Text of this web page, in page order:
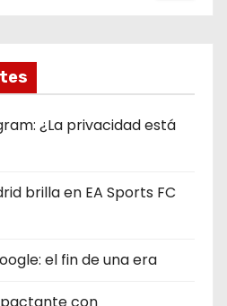
¿La privacidad está
brilla en EA Sports FC
el fin de una era